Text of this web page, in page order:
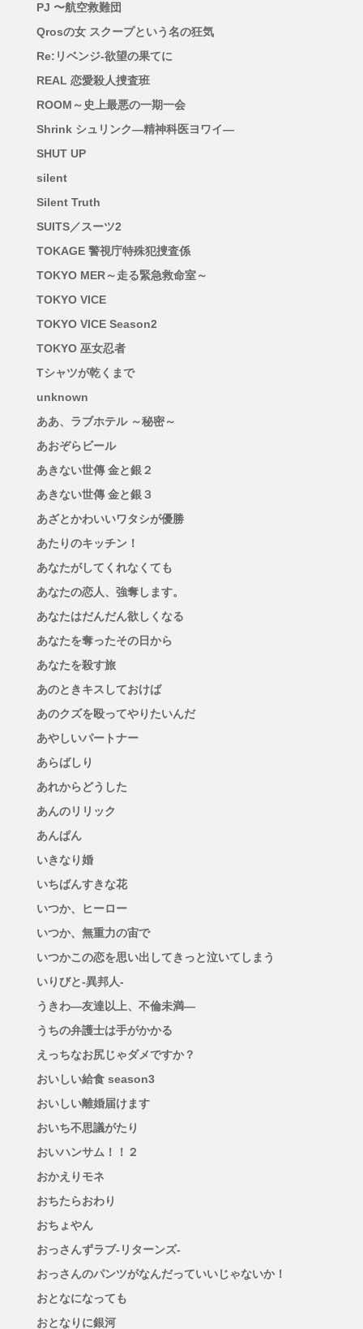
PJ 〜航空救難団
Qrosの女 スクープという名の狂気
Re:リベンジ-欲望の果てに
REAL 恋愛殺人捜査班
ROOM～史上最悪の一期一会
Shrink シュリンク―精神科医ヨワイ―
SHUT UP
silent
Silent Truth
SUITS／スーツ2
TOKAGE 警視庁特殊犯捜査係
TOKYO MER～走る緊急救命室～
TOKYO VICE
TOKYO VICE Season2
TOKYO 巫女忍者
Tシャツが乾くまで
unknown
ああ、ラブホテル ～秘密～
あおぞらビール
あきない世傳 金と銀２
あきない世傳 金と銀３
あざとかわいいワタシが優勝
あたりのキッチン！
あなたがしてくれなくても
あなたの恋人、強奪します。
あなたはだんだん欲しくなる
あなたを奪ったその日から
あなたを殺す旅
あのときキスしておけば
あのクズを殴ってやりたいんだ
あやしいパートナー
あらばしり
あれからどうした
あんのリリック
あんぱん
いきなり婚
いちばんすきな花
いつか、ヒーロー
いつか、無重力の宙で
いつかこの恋を思い出してきっと泣いてしまう
いりびと-異邦人-
うきわ―友達以上、不倫未満―
うちの弁護士は手がかかる
えっちなお尻じゃダメですか？
おいしい給食 season3
おいしい離婚届けます
おいち不思議がたり
おいハンサム！！２
おかえりモネ
おちたらおわり
おちょやん
おっさんずラブ-リターンズ-
おっさんのパンツがなんだっていいじゃないか！
おとなになっても
おとなりに銀河